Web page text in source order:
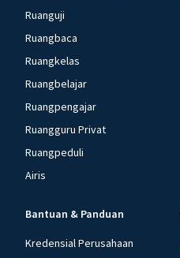
Ruanguji
Ruangbaca
Ruangkelas
Ruangbelajar
Ruangpengajar
Ruangguru Privat
Ruangpeduli
Airis
Bantuan & Panduan
Kredensial Perusahaan